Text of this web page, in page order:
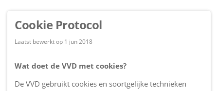
Cookie Protocol
Laatst bewerkt op 1 jun 2018
Wat doet de VVD met cookies?
De VVD gebruikt cookies en soortgelijke technieken